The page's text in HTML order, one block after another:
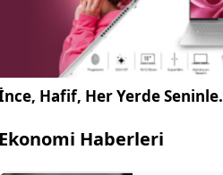
Hafif, Her Yerde Seninle.
Ekonomi Haberleri